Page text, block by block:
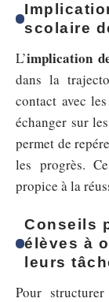
scolaire
L’implication
dans la
contact avec
échanger sur
permet de
les progrès.
propice à la
Conseils
élèves à
leurs
Pour